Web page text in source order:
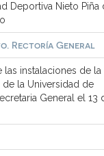
Deportiva Nieto Piña
Rectoría General
las instalaciones de la
de la Universidad de
General el 13